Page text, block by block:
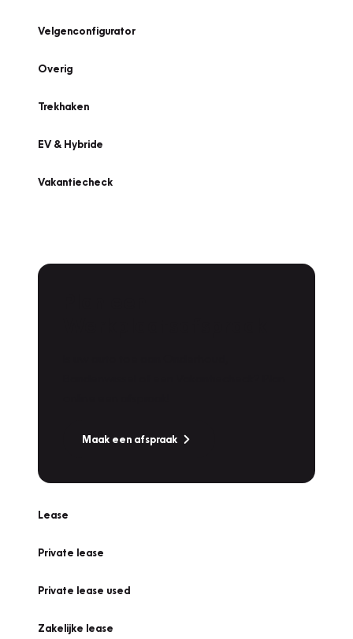
Velgenconfigurator
Overig
Trekhaken
EV & Hybride
Vakantiecheck
Maak een afspraak
Lease
Private lease
Private lease used
Zakelijke lease